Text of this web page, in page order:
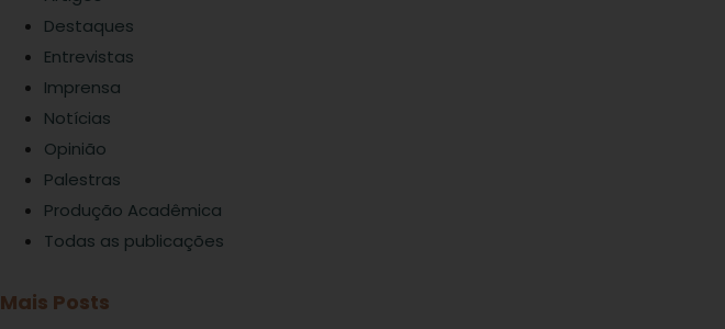
Destaques
Entrevistas
Imprensa
Notícias
Opinião
Palestras
Produção Acadêmica
Todas as publicações
Mais Posts